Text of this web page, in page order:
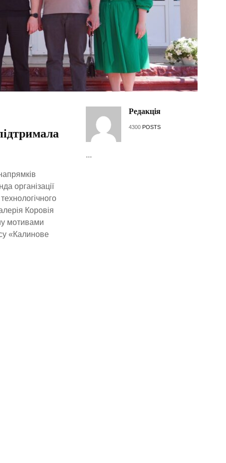
організації
Коровія
мотивами
«Калинове
Редакція
4300 POSTS
...